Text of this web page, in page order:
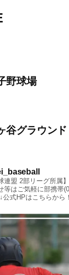
野球場
谷グラウンド
連盟 2部リーグ所属】
等はご気軽に部携帯
↓公式HPはこちらから！